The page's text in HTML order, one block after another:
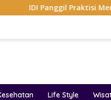
Praktisi Medis Diduga
Life Style